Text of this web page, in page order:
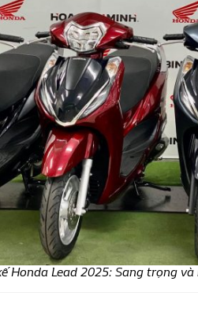
Honda Lead 2025: Sang trọng và